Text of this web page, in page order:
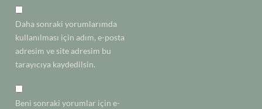
Daha sonraki yorumlarımda
kullanılması için adım, e-posta
adresim ve site adresim bu
tarayıcıya kaydedilsin.
Beni sonraki yorumlar için e-